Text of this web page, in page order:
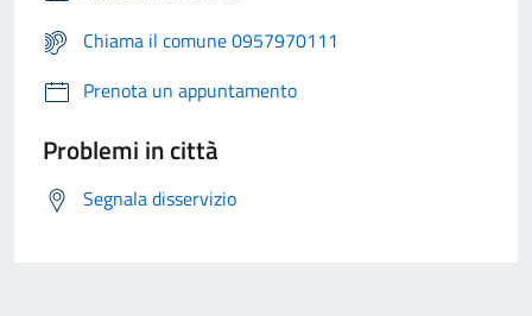
Chiama il comune 0957970111
Prenota un appuntamento
Problemi in città
Segnala disservizio